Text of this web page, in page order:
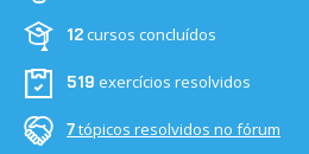
12cursos concluídos
519 exercícios resolvidos
7tópicos resolvidos no fórum